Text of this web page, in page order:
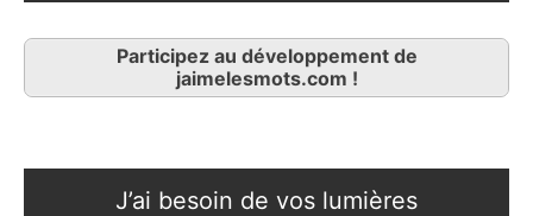
Participez au développement de
jaimelesmots.com !
J’ai besoin de vos lumières